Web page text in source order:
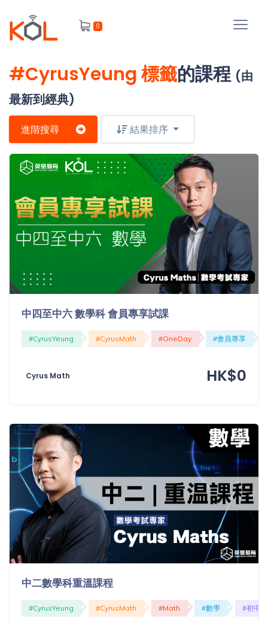
0
進
階
尋
題
補
課
(19)
收費
(81)
項
「同
時符
合所
有標
籤」
精準
會
員
我
程
我
課
密
碼
登出
#CyrusYeung 標籤的課程 (由
最新到經典)
進階搜尋 結果排序
中四至中六 數學科 會員專享試課
#CyrusYeung #CyrusMath #OneDay #會員專享
Cyrus Math HK$0
中二數學科重溫課程
#CyrusYeung #CyrusMath #Math #數學 #初中